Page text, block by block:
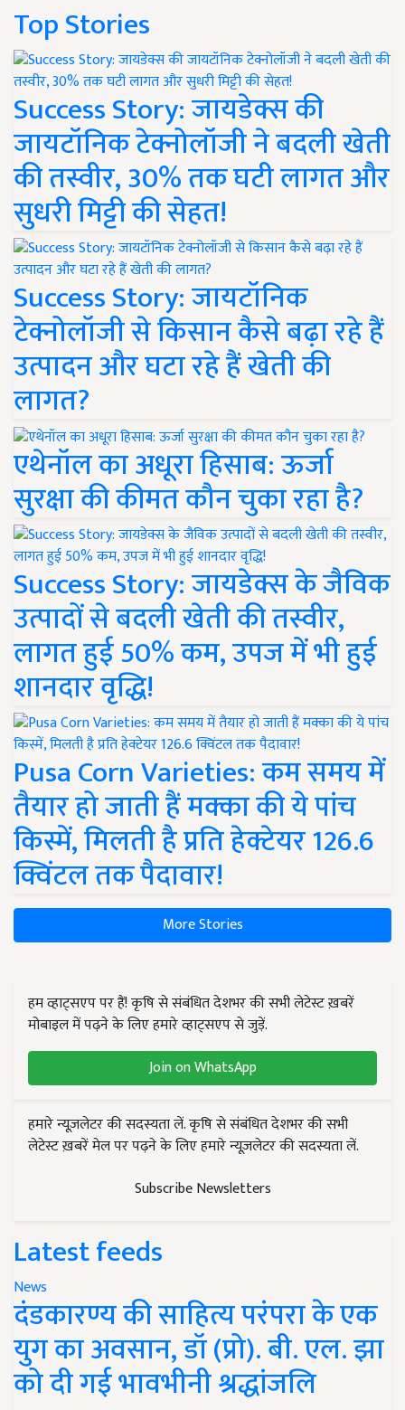
Top Stories
Success Story: जायडेक्स की
जायटॉनिक टेक्नोलॉजी ने बदली खेती
की तस्वीर, 30% तक घटी लागत और
सुधरी मिट्टी की सेहत!
Success Story: जायटॉनिक
टेक्नोलॉजी से किसान कैसे बढ़ा रहे हैं
उत्पादन और घटा रहे हैं खेती की
लागत?
एथेनॉल का अधूरा हिसाब: ऊर्जा
सुरक्षा की कीमत कौन चुका रहा है?
Success Story: जायडेक्स के जैविक
उत्पादों से बदली खेती की तस्वीर,
लागत हुई 50% कम, उपज में भी हुई
शानदार वृद्धि!
Pusa Corn Varieties: कम समय में
तैयार हो जाती हैं मक्का की ये पांच
किस्में, मिलती है प्रति हेक्टेयर 126.6
क्विंटल तक पैदावार!
More Stories
हम व्हाट्सएप पर हैं! कृषि से संबंधित देशभर की सभी लेटेस्ट ख़बरें
मोबाइल में पढ़ने के लिए हमारे व्हाट्सएप से जुड़ें.
Join on WhatsApp
हमारे न्यूज़लेटर की सदस्यता लें. कृषि से संबंधित देशभर की सभी
लेटेस्ट ख़बरें मेल पर पढ़ने के लिए हमारे न्यूज़लेटर की सदस्यता लें.
Subscribe Newsletters
Latest feeds
News
दंडकारण्य की साहित्य परंपरा के एक
युग का अवसान, डॉ (प्रो). बी. एल. झा
को दी गई भावभीनी श्रद्धांजलि